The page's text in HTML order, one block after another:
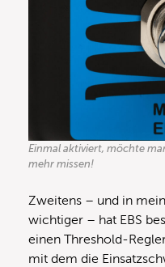
Einmal aktiviert, möchte
mehr missen!
Zweitens – und in
wichtiger – hat EBS
einen Threshold-
mit dem die